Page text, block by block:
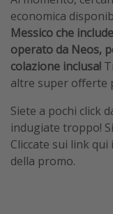
economica
Messico che
operato da Neos,
colazione inclusa!
altre super offerte
Siete a pochi click
indugiate troppo!
Cliccate sui link
della promo.